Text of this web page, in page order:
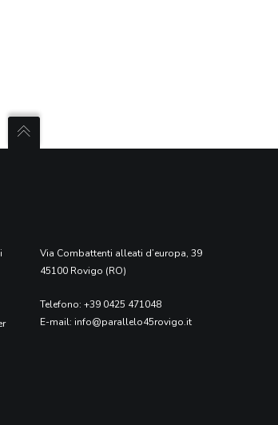
Via Combattenti alleati d’europa, 39
45100 Rovigo (RO)
Telefono: +39 0425 471048
E-mail: info@parallelo45rovigo.it